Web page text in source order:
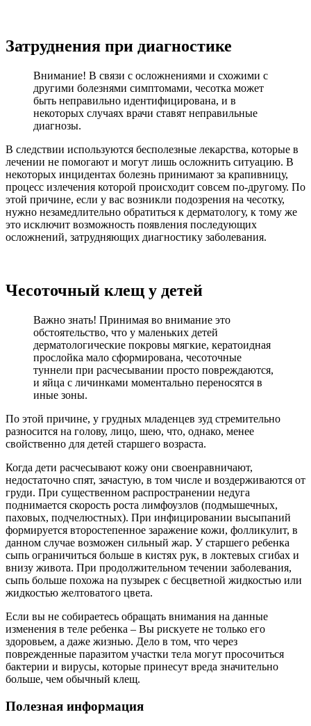
Затруднения при диагностике
Внимание! В связи с осложнениями и схожими с
другими болезнями симптомами, чесотка может
быть неправильно идентифицирована, и в
некоторых случаях врачи ставят неправильные
диагнозы.
В следствии используются бесполезные лекарства, которые в
лечении не помогают и могут лишь осложнить ситуацию. В
некоторых инцидентах болезнь принимают за крапивницу,
процесс излечения которой происходит совсем по-другому. По
этой причине, если у вас возникли подозрения на чесотку,
нужно незамедлительно обратиться к дерматологу, к тому же
это исключит возможность появления последующих
осложнений, затрудняющих диагностику заболевания.
Чесоточный клещ у детей
Важно знать! Принимая во внимание это
обстоятельство, что у маленьких детей
дерматологические покровы мягкие, кератоидная
прослойка мало сформирована, чесоточные
туннели при расчесывании просто повреждаются,
и яйца с личинками моментально переносятся в
иные зоны.
По этой причине, у грудных младенцев зуд стремительно
разносится на голову, лицо, шею, что, однако, менее
свойственно для детей старшего возраста.
Когда дети расчесывают кожу они своенравничают,
недостаточно спят, зачастую, в том числе и воздерживаются от
груди. При существенном распространении недуга
поднимается скорость роста лимфоузлов (подмышечных,
паховых, подчелюстных). При инфицировании высыпаний
формируется второстепенное заражение кожи, фолликулит, в
данном случае возможен сильный жар. У старшего ребенка
сыпь ограничиться больше в кистях рук, в локтевых сгибах и
внизу живота. При продолжительном течении заболевания,
сыпь больше похожа на пузырек с бесцветной жидкостью или
жидкостью желтоватого цвета.
Если вы не собираетесь обращать внимания на данные
изменения в теле ребенка – Вы рискуете не только его
здоровьем, а даже жизнью. Дело в том, что через
поврежденные паразитом участки тела могут просочиться
бактерии и вирусы, которые принесут вреда значительно
больше, чем обычный клещ.
Полезная информация